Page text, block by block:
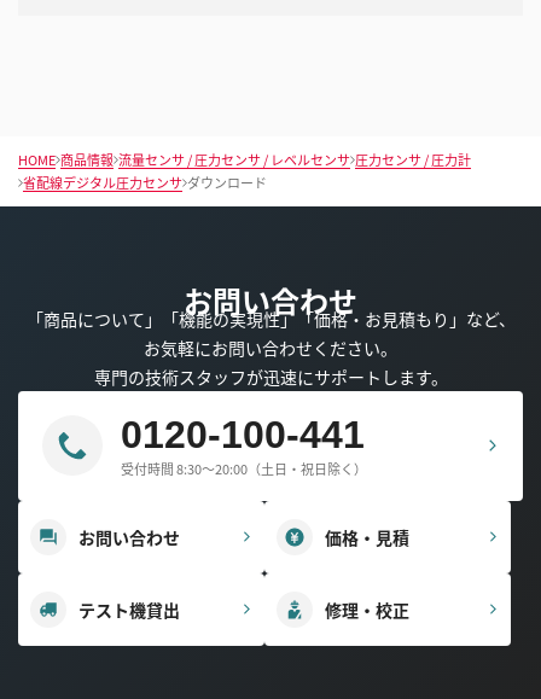
HOME 商品情報 流量センサ / 圧力センサ / レベルセンサ 圧力センサ / 圧力計
省配線デジタル圧力センサ ダウンロード
お問い合わせ
「商品について」「機能の実現性」「価格・お見積もり」など、
お気軽にお問い合わせください。
専門の技術スタッフが迅速にサポートします。
0120-100-441
受付時間 8:30～20:00（土日・祝日除く）
お問い合わせ 価格・見積
テスト機貸出 修理・校正